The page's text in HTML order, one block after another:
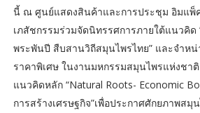
นี้ ณ ศูนย์แสดงสินค้าและการประชุม อิมแพ็ค
เภสัชกรรมร่วมจัดนิทรรศการภายใต้แนวคิ
พระพันปี สืบสานวิถีสมุนไพรไทย” และจำห
ราคาพิเศษ ในงานมหกรรมสมุนไพรแห่งชา
แนวคิดหลัก “Natural Roots- Economic
การสร้างเศรษฐกิจ”เพื่อประกาศศักยภาพสมุ